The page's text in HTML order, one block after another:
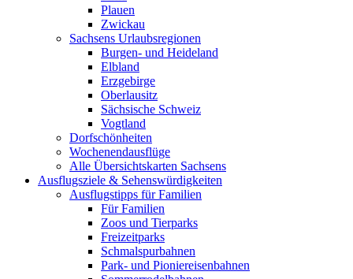
Plauen
Zwickau
Sachsens Urlaubsregionen
Burgen- und Heideland
Elbland
Erzgebirge
Oberlausitz
Sächsische Schweiz
Vogtland
Dorfschönheiten
Wochenendausflüge
Alle Übersichtskarten Sachsens
Ausflugsziele & Sehenswürdigkeiten
Ausflugstipps für Familien
Für Familien
Zoos und Tierparks
Freizeitparks
Schmalspurbahnen
Park- und Pioniereisenbahnen